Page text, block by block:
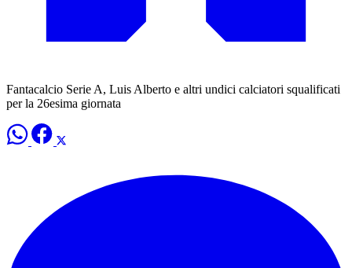
Fantacalcio Serie A, Luis Alberto e altri undici calciatori squalificati
per la 26esima giornata